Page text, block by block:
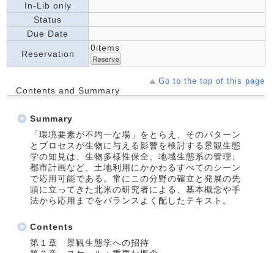
In-Lib only
Status
Due Date
Reservation
0items
Go to the top of this page
Contents and Summary
Summary
「環境要素が不均一な場」をとらえ、そのパターン
とプロセスが生物に与える影響を検討する景観生態
学の知見は、生物多様性保全、地域生態系の管理、
都市計画など、土地利用にかかわるすべてのシーン
で応用可能である。常にこの分野の確立と発展の先
頭に立ってきた北米の研究者による、基本概念や手
法から応用までをバランスよく配したテキスト。
Contents
第１章 景観生態学への招待